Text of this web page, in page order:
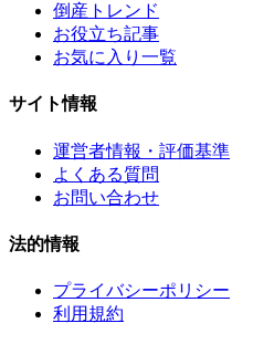
倒産トレンド
お役立ち記事
お気に入り一覧
サイト情報
運営者情報・評価基準
よくある質問
お問い合わせ
法的情報
プライバシーポリシー
利用規約